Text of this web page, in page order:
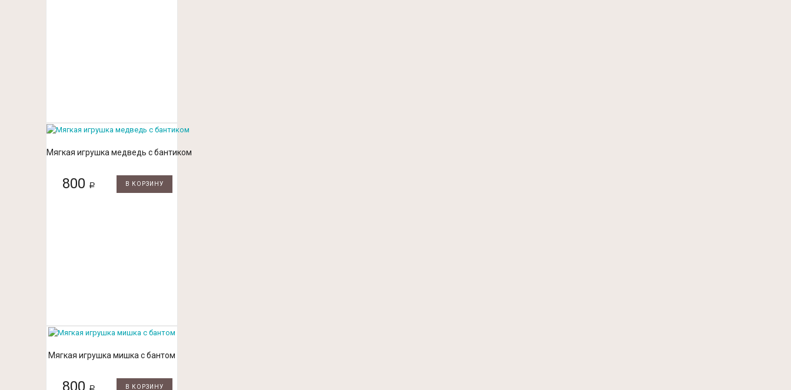
Мягкая игрушка медведь с бантиком
800 Р В КОРЗИНУ
Мягкая игрушка мишка с бантом
800 Р В КОРЗИНУ